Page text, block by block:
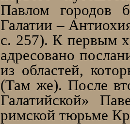
Павлом городов
Галатии –
с. 257). К первым
адресовано
из областей,
(Там же). После
Галатийской»
римской тюрьме